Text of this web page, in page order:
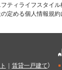
ティライフスタイ
定める個人情報規約
賃貸一戸建て）